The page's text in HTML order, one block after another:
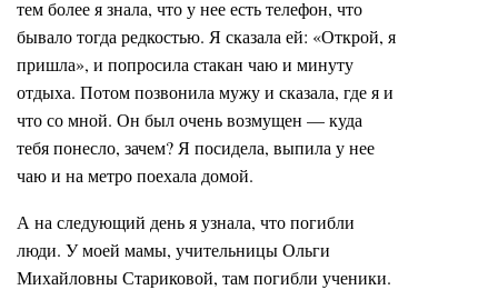
тем более я знала, что у нее есть телефон, что
бывало тогда редкостью. Я сказала ей: «Открой, я
пришла», и попросила стакан чаю и минуту
отдыха. Потом позвонила мужу и сказала, где я и
что со мной. Он был очень возмущен — куда
тебя понесло, зачем? Я посидела, выпила у нее
чаю и на метро поехала домой.
А на следующий день я узнала, что погибли
люди. У моей мамы, учительницы Ольги
Михайловны Стариковой, там погибли ученики.